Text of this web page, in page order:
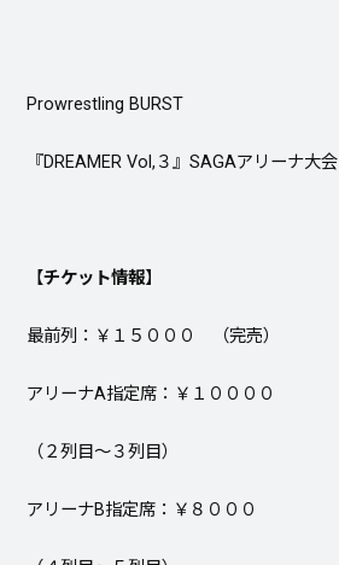
Prowrestling BURST
『DREAMER Vol,３』SAGAアリーナ大会
【チケット情報】
最前列：￥１５０００ （完売）
アリーナA指定席：￥１００００
（２列目〜３列目）
アリーナB指定席：￥８０００